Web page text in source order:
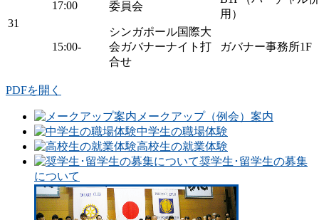
31
17:00 委員会
用）
15:00-
シンガポール国際大
会ガバナーナイト打
合せ
ガバナー事務所1F
PDFを開く
メークアップ（例会）案内
中学生の職場体験
高校生の就業体験
奨学生･留学生の募集
について